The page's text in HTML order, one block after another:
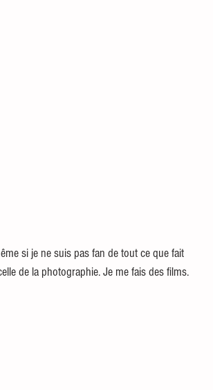
si je ne suis pas fan de tout ce que fait
de la photographie. Je me fais des films.